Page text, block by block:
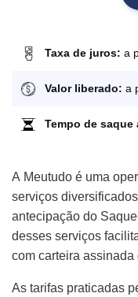
Taxa de juros: a
Valor liberado: a
Tempo de saque
A Meutudo é uma
serviços
antecipação do
desses serviços
com carteira
As tarifas praticadas